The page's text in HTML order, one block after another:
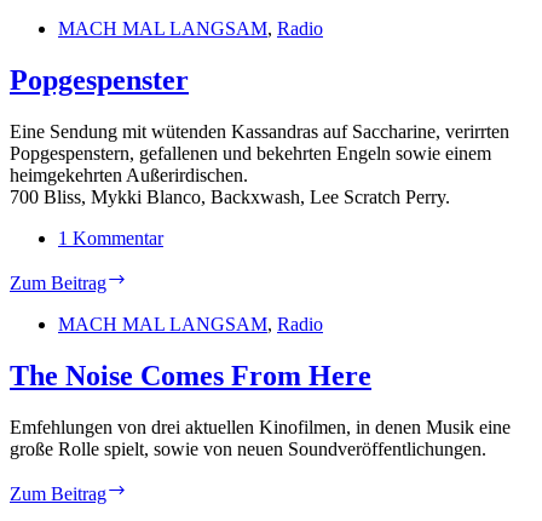
MACH MAL LANGSAM, Radio
Popgespenster
Eine Sendung mit wütenden Kassandras auf Saccharine, verirrten
Popgespenstern, gefallenen und bekehrten Engeln sowie einem
heimgekehrten Außerirdischen.
700 Bliss, Mykki Blanco, Backxwash, Lee Scratch Perry.
1 Kommentar
Zum Beitrag
MACH MAL LANGSAM, Radio
The Noise Comes From Here
Emfehlungen von drei aktuellen Kinofilmen, in denen Musik eine
große Rolle spielt, sowie von neuen Soundveröffentlichungen.
Zum Beitrag